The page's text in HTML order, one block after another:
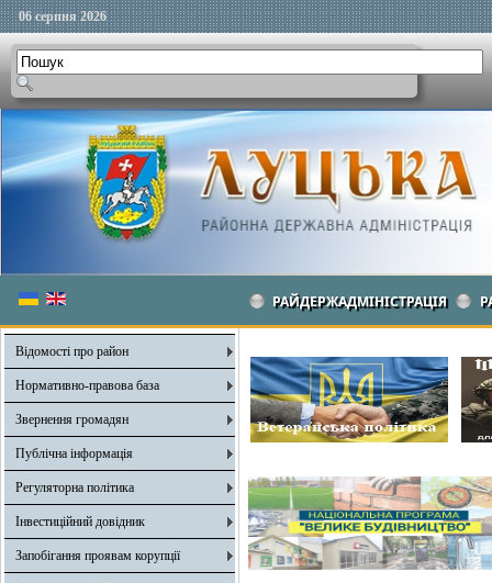
06 серпня 2026
РАЙДЕРЖАДМІНІСТРАЦІЯ
Відомості про район
Нормативно-правова база
Звернення громадян
Публічна інформація
Регуляторна політика
Інвестиційний довідник
Запобігання проявам корупції